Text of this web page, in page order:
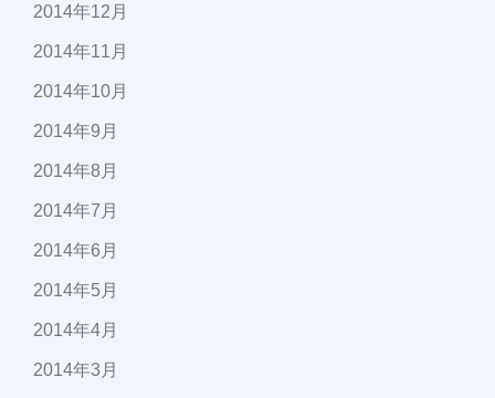
2014年12月
2014年11月
2014年10月
2014年9月
2014年8月
2014年7月
2014年6月
2014年5月
2014年4月
2014年3月